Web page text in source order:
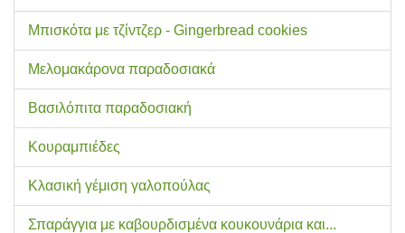
Μπισκότα με τζίντζερ - Gingerbread cookies
Μελομακάρονα παραδοσιακά
Βασιλόπιτα παραδοσιακή
Κουραμπιέδες
Κλασική γέμιση γαλοπούλας
Σπαράγγια με καβουρδισμένα κουκουνάρια και...